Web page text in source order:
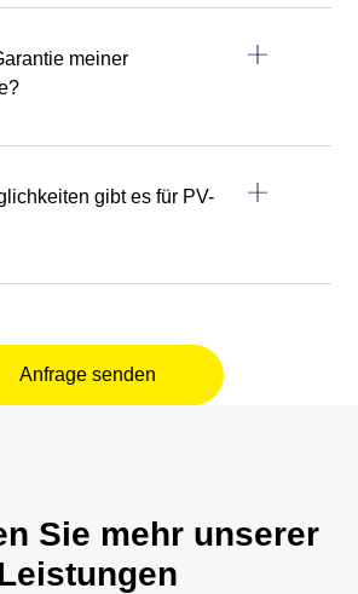
meiner
gibt es für PV-
Anfrage senden
Sie mehr unserer